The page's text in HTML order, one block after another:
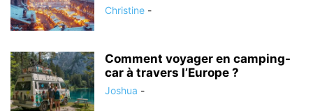
Christine -
Comment voyager en camping-
car à travers l’Europe ?
Joshua -